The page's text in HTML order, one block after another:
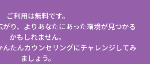
ご利用は無料です。
り、よりあなたにあった環境が見つかる
かもしれません。
んたんカウンセリングにチャレンジしてみ
ましょう。